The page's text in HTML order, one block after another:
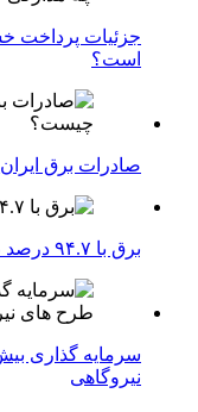
جزئیات پرداخت
است؟
صادرات برق
برق با ۹۴.۷ درصد صدرنشین تورم تابستانی!
سرمایه گذاری
نیروگاهی